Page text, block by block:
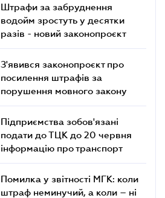
Штрафи за забруднення
водойм зростуть у десятки
разів - новий законопроєкт
З'явився законопроєкт про
посилення штрафів за
порушення мовного закону
Підприємства зобов'язані
подати до ТЦК до 20 червня
інформацію про транспорт
Помилка у звітності МГК: коли
штраф неминучий, а коли – ні